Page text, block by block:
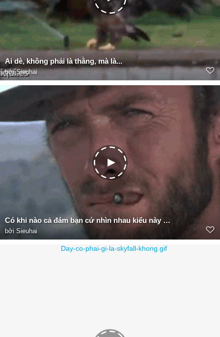
Ai dè, không phải là thằng, mà là...
bởiSieuhai
Có khi nào cả đám bạn cứ nhìn nhau kiểu này không
bởi Sieuhai